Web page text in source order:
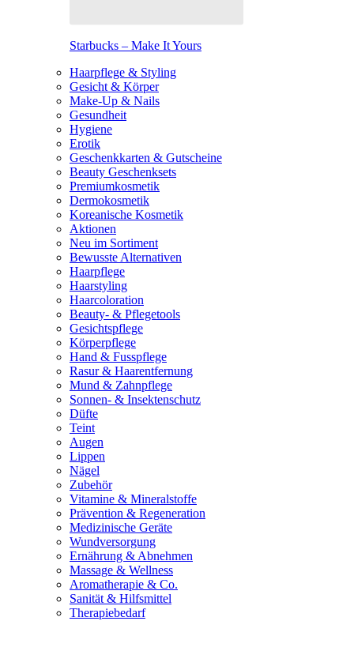
Starbucks – Make It Yours
Haarpflege & Styling
Gesicht & Körper
Make-Up & Nails
Gesundheit
Hygiene
Erotik
Geschenkkarten & Gutscheine
Beauty Geschenksets
Premiumkosmetik
Dermokosmetik
Koreanische Kosmetik
Aktionen
Neu im Sortiment
Bewusste Alternativen
Haarpflege
Haarstyling
Haarcoloration
Beauty- & Pflegetools
Gesichtspflege
Körperpflege
Hand & Fusspflege
Rasur & Haarentfernung
Mund & Zahnpflege
Sonnen- & Insektenschutz
Düfte
Teint
Augen
Lippen
Nägel
Zubehör
Vitamine & Mineralstoffe
Prävention & Regeneration
Medizinische Geräte
Wundversorgung
Ernährung & Abnehmen
Massage & Wellness
Aromatherapie & Co.
Sanität & Hilfsmittel
Therapiebedarf